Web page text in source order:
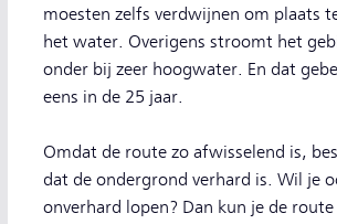
moesten zelfs verdwijnen om plaats
het water. Overigens stroomt het
onder bij zeer hoogwater. En dat
eens in de 25 jaar.
Omdat de route zo afwisselend is,
dat de ondergrond verhard is. Wil je
onverhard lopen? Dan kun je de